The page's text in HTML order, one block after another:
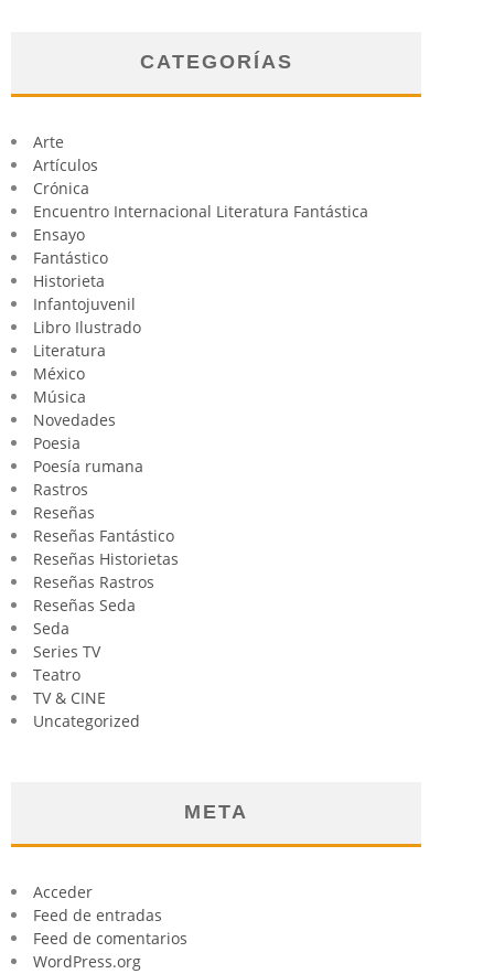
CATEGORÍAS
Arte
Artículos
Crónica
Encuentro Internacional Literatura Fantástica
Ensayo
Fantástico
Historieta
Infantojuvenil
Libro Ilustrado
Literatura
México
Música
Novedades
Poesia
Poesía rumana
Rastros
Reseñas
Reseñas Fantástico
Reseñas Historietas
Reseñas Rastros
Reseñas Seda
Seda
Series TV
Teatro
TV & CINE
Uncategorized
META
Acceder
Feed de entradas
Feed de comentarios
WordPress.org